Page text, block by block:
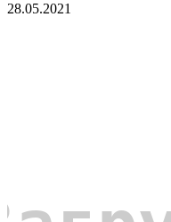
28.05.2021